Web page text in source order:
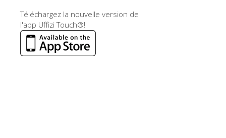
Téléchargez la nouvelle version de
l'app Uffizi Touch®!